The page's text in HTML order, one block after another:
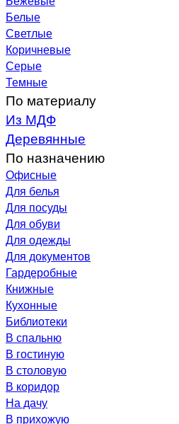
Белые
Светлые
Коричневые
Серые
Темные
По материалу
Из МДФ
Деревянные
По назначению
Офисные
Для белья
Для посуды
Для обуви
Для одежды
Для документов
Гардеробные
Книжные
Кухонные
Библиотеки
В спальню
В гостиную
В столовую
В коридор
На дачу
В прихожую